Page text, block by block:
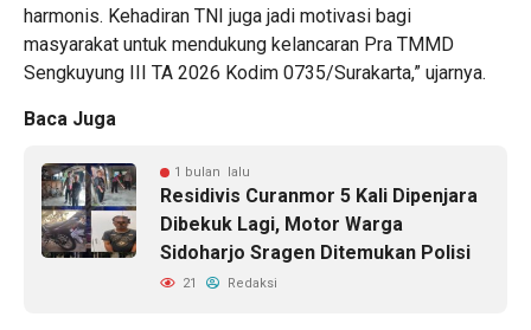
harmonis. Kehadiran TNI juga jadi motivasi bagi
masyarakat untuk mendukung kelancaran Pra TMMD
Sengkuyung III TA 2026 Kodim 0735/Surakarta,” ujarnya.
Baca Juga
1 bulan lalu
Residivis Curanmor 5 Kali Dipenjara
Dibekuk Lagi, Motor Warga
Sidoharjo Sragen Ditemukan Polisi
21 Redaksi